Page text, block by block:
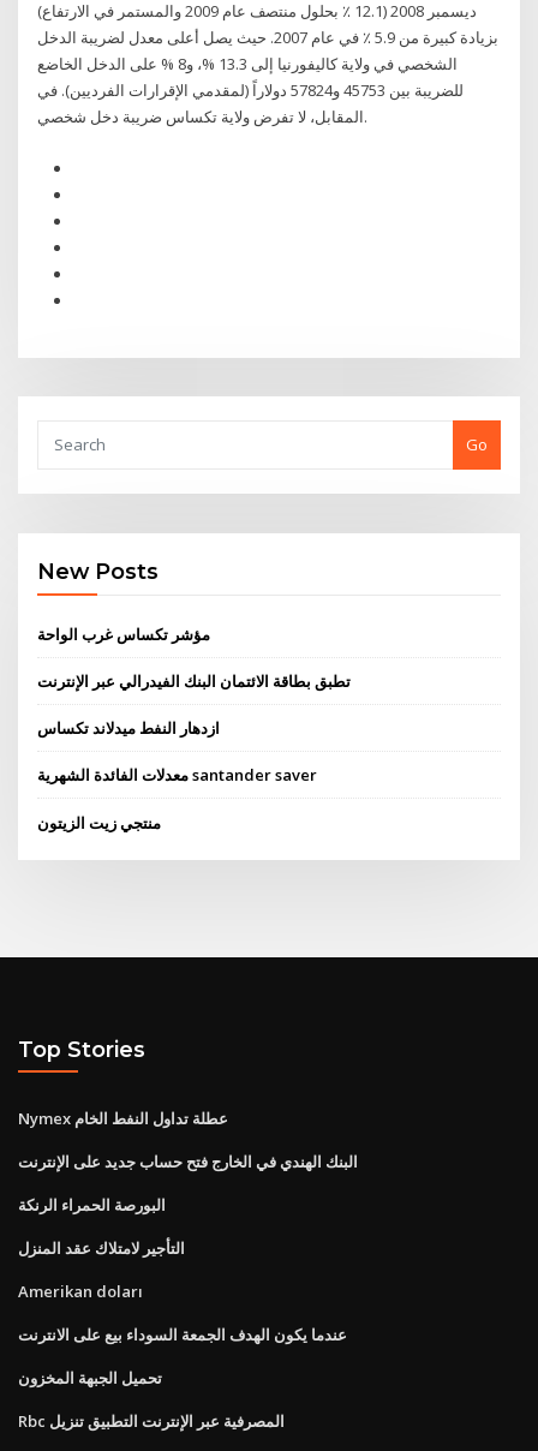
ديسمبر 2008 (12.1 ٪ بحلول منتصف عام 2009 والمستمر في الارتفاع)
بزيادة كبيرة من 5.9 ٪ في عام 2007. حيث يصل أعلى معدل لضريبة الدخل
الشخصي في ولاية كاليفورنيا إلى 13.3 %، و8 % على الدخل الخاضع
للضريبة بين 45753 و57824 دولاراً (لمقدمي الإقرارات الفرديين). في
المقابل، لا تفرض ولاية تكساس ضريبة دخل شخصي.
Go
New Posts
مؤشر تكساس غرب الواحة
تطبق بطاقة الائتمان البنك الفيدرالي عبر الإنترنت
ازدهار النفط ميدلاند تكساس
معدلات الفائدة الشهرية santander saver
منتجي زيت الزيتون
Top Stories
Nymex عطلة تداول النفط الخام
البنك الهندي في الخارج فتح حساب جديد على الإنترنت
البورصة الحمراء الرنكة
التأجير لامتلاك عقد المنزل
Amerikan doları
عندما يكون الهدف الجمعة السوداء بيع على الانترنت
تحميل الجبهة المخزون
Rbc المصرفية عبر الإنترنت التطبيق تنزيل